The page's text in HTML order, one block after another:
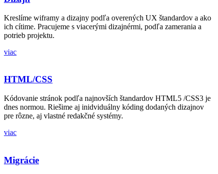
Kreslíme wiframy a dizajny podľa overených UX štandardov a ako
ich cítime. Pracujeme s viacerými dizajnérmi, podľa zamerania a
potrieb projektu.
viac
HTML/CSS
Kódovanie stránok podľa najnovších štandardov HTML5 /CSS3 je
dnes normou. Riešime aj inidviduálny kóding dodaných dizajnov
pre rôzne, aj vlastné redakčné systémy.
viac
Migrácie